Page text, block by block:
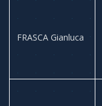
FRASCA Gianluca